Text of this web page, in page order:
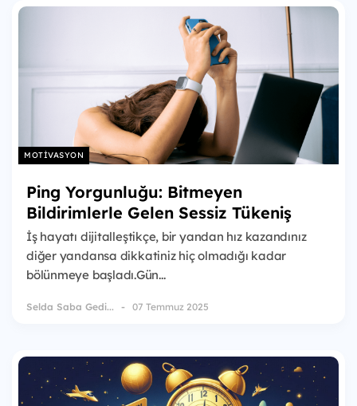
MOTIVASYON
Ping Yorgunluğu: Bitmeyen
Bildirimlerle Gelen Sessiz Tükeniş
İş hayatı dijitalleştikçe, bir yandan hız kazandınız
diğer yandansa dikkatiniz hiç olmadığı kadar
bölünmeye başladı.Gün...
Selda Saba Gedi... 07 Temmuz 2025